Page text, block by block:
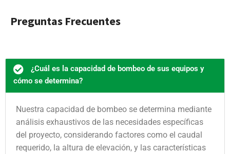
Preguntas Frecuentes
¿Cuál es la capacidad de bombeo de sus equipos y
cómo se determina?
Nuestra capacidad de bombeo se determina mediante
análisis exhaustivos de las necesidades específicas
del proyecto, considerando factores como el caudal
requerido, la altura de elevación, y las características